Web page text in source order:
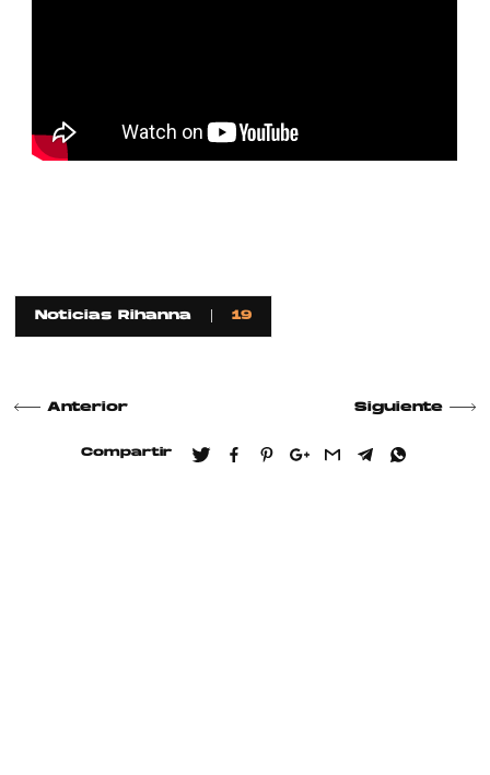
Noticias Rihanna 19
Anterior Siguiente
Compartir